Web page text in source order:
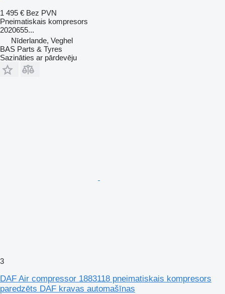
1 495 € Bez PVN
Pneimatiskais kompresors
2020655...
Nīderlande, Veghel
BAS Parts & Tyres
Sazināties ar pārdevēju
3
DAF Air compressor 1883118 pneimatiskais kompresors
paredzēts DAF kravas automašīnas